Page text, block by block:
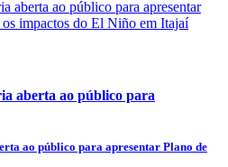
aberta ao público para
ao público para apresentar Plano de